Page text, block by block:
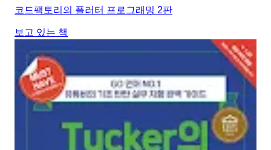
코드팩토리의 플러터 프로그래밍 2판
보고 있는 책